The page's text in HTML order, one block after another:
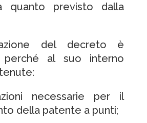
quanto previsto dalla
del decreto è
perché al suo interno
necessarie per il
della patente a punti;